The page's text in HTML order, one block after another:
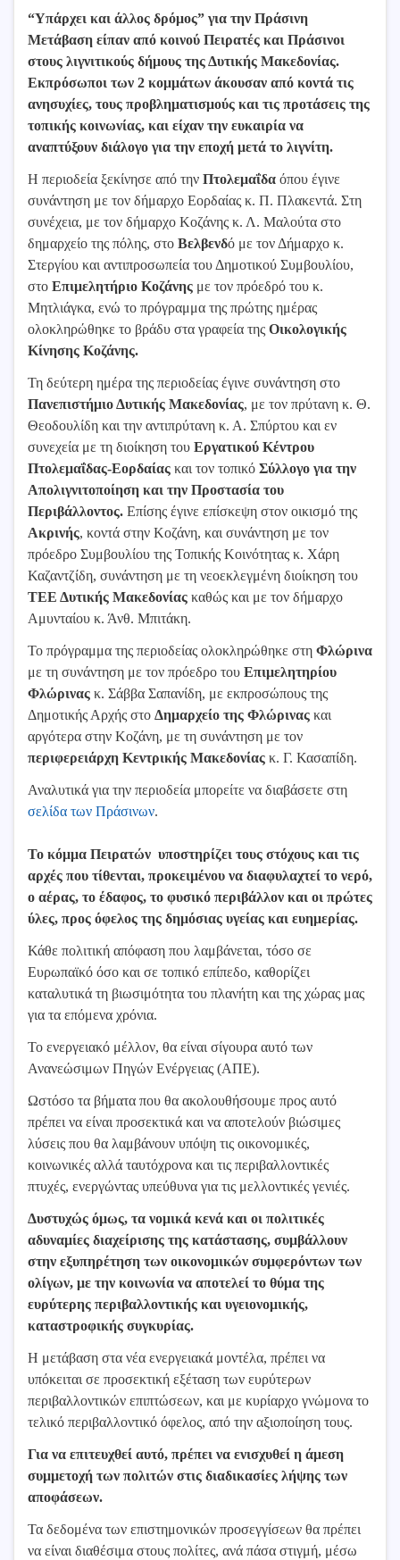
“Υπάρχει και άλλος δρόμος” για την Πράσινη
Μετάβαση είπαν από κοινού Πειρατές και Πράσινοι
στους λιγνιτικούς δήμους της Δυτικής Μακεδονίας.
Εκπρόσωποι των 2 κομμάτων άκουσαν από κοντά τις
ανησυχίες, τους προβληματισμούς και τις προτάσεις της
τοπικής κοινωνίας, και είχαν την ευκαιρία να
αναπτύξουν διάλογο για την εποχή μετά το λιγνίτη.
Η περιοδεία ξεκίνησε από την Πτολεμαΐδα όπου έγινε
συνάντηση με τον δήμαρχο Εορδαίας κ. Π. Πλακεντά. Στη
συνέχεια, με τον δήμαρχο Κοζάνης κ. Λ. Μαλούτα στο
δημαρχείο της πόλης, στο Βελβενδό με τον Δήμαρχο κ.
Στεργίου και αντιπροσωπεία του Δημοτικού Συμβουλίου,
στο Επιμελητήριο Κοζάνης με τον πρόεδρό του κ.
Μητλιάγκα, ενώ το πρόγραμμα της πρώτης ημέρας
ολοκληρώθηκε το βράδυ στα γραφεία της Οικολογικής
Κίνησης Κοζάνης.
Τη δεύτερη ημέρα της περιοδείας έγινε συνάντηση στο
Πανεπιστήμιο Δυτικής Μακεδονίας, με τον πρύτανη κ. Θ.
Θεοδουλίδη και την αντιπρύτανη κ. Α. Σπύρτου και εν
συνεχεία με τη διοίκηση του Εργατικού Κέντρου
Πτολεμαΐδας-Εορδαίας και τον τοπικό Σύλλογο για την
Απολιγνιτοποίηση και την Προστασία του
Περιβάλλοντος. Επίσης έγινε επίσκεψη στον οικισμό της
Ακρινής, κοντά στην Κοζάνη, και συνάντηση με τον
πρόεδρο Συμβουλίου της Τοπικής Κοινότητας κ. Χάρη
Καζαντζίδη, συνάντηση με τη νεοεκλεγμένη διοίκηση του
ΤΕΕ Δυτικής Μακεδονίας καθώς και με τον δήμαρχο
Αμυνταίου κ. Άνθ. Μπιτάκη.
Το πρόγραμμα της περιοδείας ολοκληρώθηκε στη Φλώρινα
με τη συνάντηση με τον πρόεδρο του Επιμελητηρίου
Φλώρινας κ. Σάββα Σαπανίδη, με εκπροσώπους της
Δημοτικής Αρχής στο Δημαρχείο της Φλώρινας και
αργότερα στην Κοζάνη, με τη συνάντηση με τον
περιφερειάρχη Κεντρικής Μακεδονίας κ. Γ. Κασαπίδη.
Αναλυτικά για την περιοδεία μπορείτε να διαβάσετε στη
σελίδα των Πράσινων.
Το κόμμα Πειρατών υποστηρίζει τους στόχους και τις
αρχές που τίθενται, προκειμένου να διαφυλαχτεί το νερό,
ο αέρας, το έδαφος, το φυσικό περιβάλλον και οι πρώτες
ύλες, προς όφελος της δημόσιας υγείας και ευημερίας.
Κάθε πολιτική απόφαση που λαμβάνεται, τόσο σε
Ευρωπαϊκό όσο και σε τοπικό επίπεδο, καθορίζει
καταλυτικά τη βιωσιμότητα του πλανήτη και της χώρας μας
για τα επόμενα χρόνια.
Το ενεργειακό μέλλον, θα είναι σίγουρα αυτό των
Ανανεώσιμων Πηγών Ενέργειας (ΑΠΕ).
Ωστόσο τα βήματα που θα ακολουθήσουμε προς αυτό
πρέπει να είναι προσεκτικά και να αποτελούν βιώσιμες
λύσεις που θα λαμβάνουν υπόψη τις οικονομικές,
κοινωνικές αλλά ταυτόχρονα και τις περιβαλλοντικές
πτυχές, ενεργώντας υπεύθυνα για τις μελλοντικές γενιές.
Δυστυχώς όμως, τα νομικά κενά και οι πολιτικές
αδυναμίες διαχείρισης της κατάστασης, συμβάλλουν
στην εξυπηρέτηση των οικονομικών συμφερόντων των
ολίγων, με την κοινωνία να αποτελεί το θύμα της
ευρύτερης περιβαλλοντικής και υγειονομικής,
καταστροφικής συγκυρίας.
Η μετάβαση στα νέα ενεργειακά μοντέλα, πρέπει να
υπόκειται σε προσεκτική εξέταση των ευρύτερων
περιβαλλοντικών επιπτώσεων, και με κυρίαρχο γνώμονα το
τελικό περιβαλλοντικό όφελος, από την αξιοποίηση τους.
Για να επιτευχθεί αυτό, πρέπει να ενισχυθεί η άμεση
συμμετοχή των πολιτών στις διαδικασίες λήψης των
αποφάσεων.
Τα δεδομένα των επιστημονικών προσεγγίσεων θα πρέπει
να είναι διαθέσιμα στους πολίτες, ανά πάσα στιγμή, μέσω